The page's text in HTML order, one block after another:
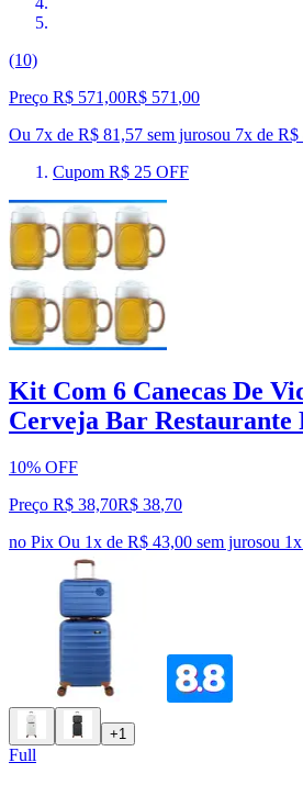
(10)
Preço R$ 571,00R$ 571 ,00
Ou 7x de R$ 81,57 sem jurosou 7x de R$
Cupom R$ 25 OFF
Kit Com 6 Canecas De
Cerveja Bar Restaurante
10% OFF
Preço R$ 38,70R$ 38,70
no Pix Ou 1x de R$ 43,00 sem jurosou 1
+1
Full